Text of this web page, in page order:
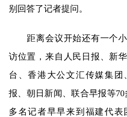
别回答了记者提问。
距离会议开始还有一个小
访位置，来自人民日报、新
台、香港大公文汇传媒集
报、朝日新闻、联合早报等
多名记者早早来到福建代表